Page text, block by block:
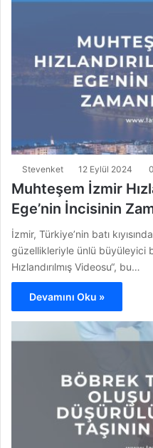
Stevenket 12 Eylül 2024 0
Muhteşem İzmir
Ege’nin İncisinin
İzmir, Türkiye’nin batı
güzellikleriyle ünlü büyüleyici
Hızlandırılmış Videosu“, bu…
Devamını Oku »